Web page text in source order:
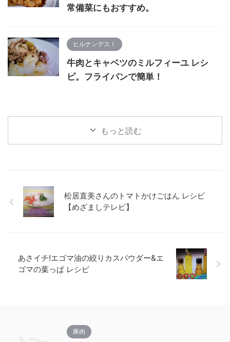
常備菜にもおすすめ。
ヒルナンデス！
牛肉とキャベツのミルフィーユ レシ
ピ。フライパンで簡単！
もっと読む
松居直美さんのトマトかけごはん レシピ
【めざましテレビ】
あさイチ!エゴマ油の絞りカスパウダー&エ
ゴマの葉っぱ レシピ
豚肉